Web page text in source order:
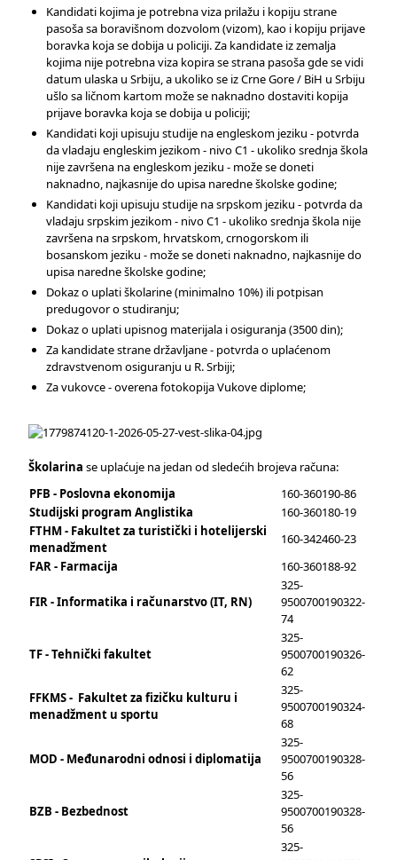
Kandidati kojima je potrebna viza prilažu i kopiju strane
pasoša sa boravišnom dozvolom (vizom), kao i kopiju prijave
boravka koja se dobija u policiji. Za kandidate iz zemalja
kojima nije potrebna viza kopira se strana pasoša gde se vidi
datum ulaska u Srbiju, a ukoliko se iz Crne Gore / BiH u Srbiju
ušlo sa ličnom kartom može se naknadno dostaviti kopija
prijave boravka koja se dobija u policiji;
Kandidati koji upisuju studije na engleskom jeziku - potvrda
da vladaju engleskim jezikom - nivo C1 - ukoliko srednja škola
nije završena na engleskom jeziku - može se doneti
naknadno, najkasnije do upisa naredne školske godine;
Kandidati koji upisuju studije na srpskom jeziku - potvrda da
vladaju srpskim jezikom - nivo C1 - ukoliko srednja škola nije
završena na srpskom, hrvatskom, crnogorskom ili
bosanskom jeziku - može se doneti naknadno, najkasnije do
upisa naredne školske godine;
Dokaz o uplati školarine (minimalno 10%) ili potpisan
predugovor o studiranju;
Dokaz o uplati upisnog materijala i osiguranja (3500 din);
Za kandidate strane državljane - potvrda o uplaćenom
zdravstvenom osiguranju u R. Srbiji;
Za vukovce - overena fotokopija Vukove diplome;
Školarina se uplaćuje na jedan od sledećih brojeva računa:
PFB - Poslovna ekonomija
160-360190-86
Studijski program Anglistika
160-360180-19
FTHM - Fakultet za turistički i hotelijerski
menadžment
160-342460-23
FAR - Farmacija
160-360188-92
FIR - Informatika i računarstvo (IT, RN)
325-
9500700190322-
74
TF - Tehnički fakultet
325-
9500700190326-
62
FFKMS - Fakultet za fizičku kulturu i
menadžment u sportu
325-
9500700190324-
68
MOD - Međunarodni odnosi i diplomatija
325-
9500700190328-
56
BZB - Bezbednost
325-
9500700190328-
56
325-